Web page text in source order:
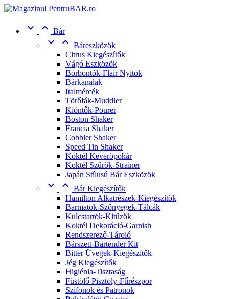
  Bár
  Báreszközök
Citrus Kiegészítők
Vágó Eszközök
Borbontók-Flair Nyitók
Bárkanalak
Italmércék
Törőfák-Muddler
Kiöntők-Pourer
Boston Shaker
Francia Shaker
Cobbler Shaker
Speed Tin Shaker
Koktél Keverőpohár
Koktél Szűrők-Strainer
Japán Stílusú Bár Eszközök
  Bár Kiegészítők
Hamilton Alkatrészek-Kiegészítők
Barmatok-Szőnyegek-Tálcák
Kulcstartók-Kitűzők
Koktél Dekoráció-Garnish
Rendszerező-Tároló
Bárszett-Bartender Kit
Bitter Üvegek-Kiegészítők
Jég Kiegészítők
Higiénia-Tisztaság
Füstölő Pisztoly-Fűrészpor
Szifonok és Patronok